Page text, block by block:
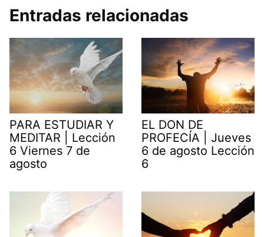
Entradas relacionadas
PARA ESTUDIAR Y
MEDITAR | Lección
6 Viernes 7 de
agosto
EL DON DE
PROFECÍA | Jueves
6 de agosto Lección
6